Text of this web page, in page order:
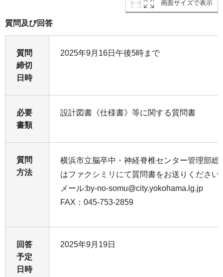
画面サイズで表示
質問及び回答
質問
締切
日時
2025年9月16日午後5時まで
必要
書類
設計図書《仕様書》等に関する質問書
質問
方法
横浜市立脳卒中・神経脊椎センター管理部総
はファクシミリにて質問書をお送りください
メール:by-no-somu@city.yokohama.lg.jp
FAX：045-753-2859
回答
予定
日時
2025年9月19日